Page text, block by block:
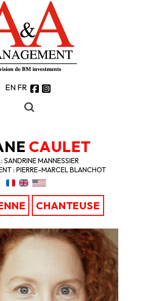
EN FR
CAULET
SANDRINE MANNESSIER
: PIERRE-MARCEL BLANCHOT
CHANTEUSE